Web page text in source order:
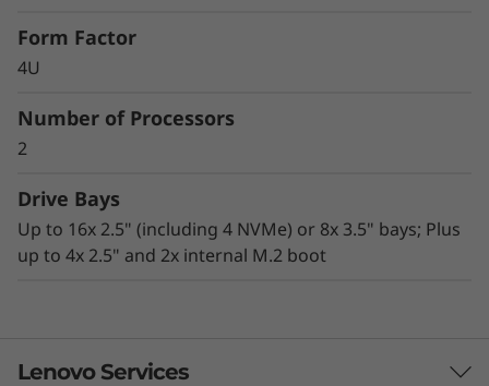
辦公室隔音設計及緊湊尺寸非常適合桌下型、桌
Form Factor
4U
Number of Processors
2
Drive Bays
Up to 16x 2.5" (including 4 NVMe) or 8x 3.5" bays; Plus
up to 4x 2.5" and 2x internal M.2 boot
Lenovo Services